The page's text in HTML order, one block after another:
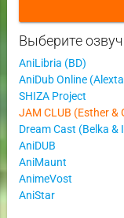
Выберите
AniLibria (BD)
SHIZA Project
JAM CLUB (Esther
AniDUB
AniMaunt
AnimeVost
AniStar